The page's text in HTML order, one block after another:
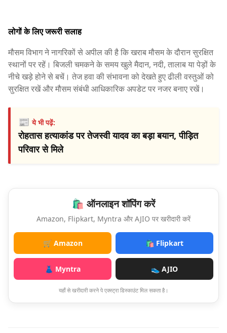
लोगों के लिए जरूरी सलाह
मौसम विभाग ने नागरिकों से अपील की है कि खराब मौसम के दौरान सुरक्षित
स्थानों पर रहें। बिजली चमकने के समय खुले मैदान, नदी, तालाब या पेड़ों के
नीचे खड़े होने से बचें। तेज हवा की संभावना को देखते हुए ढीली वस्तुओं को
सुरक्षित रखें और मौसम संबंधी आधिकारिक अपडेट पर नजर बनाए रखें।
📰ये भी पढ़ें:
रोहतास हत्याकांड पर तेजस्वी यादव का बड़ा बयान, पीड़ित
परिवार से मिले
🛍️ ऑनलाइन शॉपिंग करें
Amazon, Flipkart, Myntra और AJIO पर खरीदारी करें
🛒 Amazon 🛍️ Flipkart
👗 Myntra 👟 AJIO
यहाँ से खरीदारी करने पे एक्स्ट्रा डिस्काउंट मिल सकता है।